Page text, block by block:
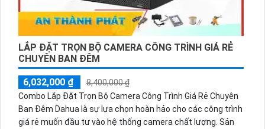
LẮP ĐẶT TRỌN BỘ CAMERA CÔNG TRÌNH GIÁ RẺ
CHUYÊN BAN ĐÊM
6,032,000 ₫
8,400,000 ₫
Combo Lắp Đặt Trọn Bộ Camera Công Trình Giá Rẻ Chuyên
Ban Đêm Dahua là sự lựa chọn hoàn hảo cho các công trình
giá rẻ muốn đầu tư vào hệ thống camera chất lượng. Sản